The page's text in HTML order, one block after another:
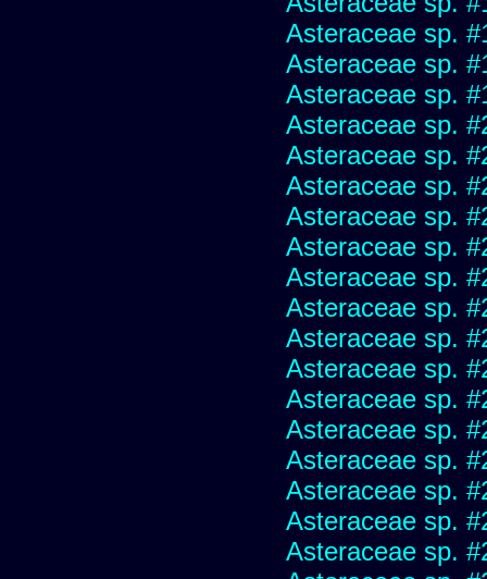
Asteraceae sp.
Asteraceae sp.
Asteraceae sp.
Asteraceae sp.
Asteraceae sp.
Asteraceae sp.
Asteraceae sp.
Asteraceae sp.
Asteraceae sp.
Asteraceae sp.
Asteraceae sp.
Asteraceae sp.
Asteraceae sp.
Asteraceae sp.
Asteraceae sp.
Asteraceae sp.
Asteraceae sp.
Asteraceae sp.